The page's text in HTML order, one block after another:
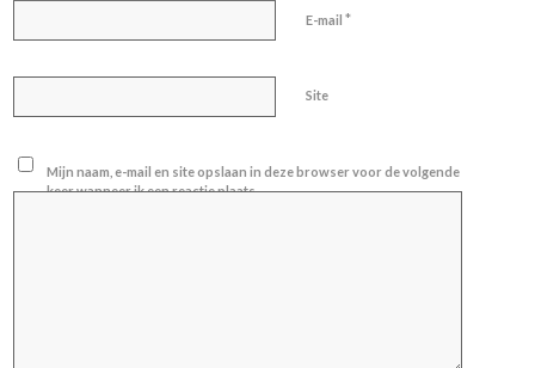
E-mail*
Site
Mijn naam, e-mail en site opslaan in deze browser voor de volgende
keer wanneer ik een reactie plaats.